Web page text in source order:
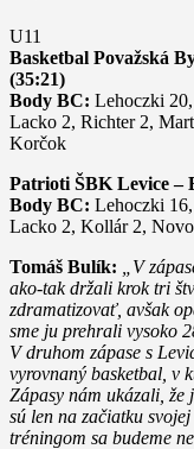
U11
Basketbal Považská
(35:21)
Body BC: Lehoczki
Lacko 2, Richter 2,
Korčok
Patrioti ŠBK Levice –
Body BC: Lehoczki
Lacko 2, Kollár 2,
Tomáš Bulík:
„V
ako-tak držali krok tri
zdramatizovať, avšak
sme ju prehrali vysoko
V druhom zápase s
vyrovnaný basketbal, v
Zápasy nám ukázali,
sú len na začiatku
tréningom sa budeme